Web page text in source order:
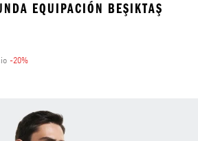
EQUIPACIÓN BEŞIKTAŞ
-20%